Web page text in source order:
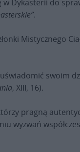
Dykasterii do
.
Mistycznego
swoim
, XIII, 16).
pragną
wyzwań